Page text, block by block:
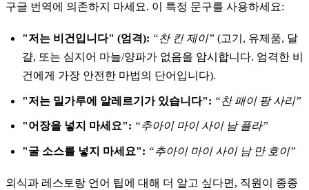
구글 번역에 의존하지 마세요. 이 특정 문구를 사용하세요:
"저는 비건입니다" (엄격): “찬 킨 제이” (고기, 유제품, 달
걀, 또는 심지어 마늘/양파가 없음을 암시합니다. 엄격한 비
건에게 가장 안전한 마법의 단어입니다).
"저는 밀가루에 알레르기가 있습니다": “찬 패이 팡 사리”
"어장을 넣지 마세요": “추아이 마이 사이 남 플라”
"굴 소스를 넣지 마세요": “추아이 마이 사이 남 만 호이”
외식과 레스토랑 언어 팁에 대해 더 알고 싶다면, 직원이 종종